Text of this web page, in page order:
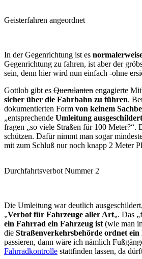
Geisterfahren angeordnet
In der Gegenrichtung ist es
Gegenrichtung zu fahren, ist aber der
sein, denn hier wird nun einfach -ohne
Gottlob gibt es Querulanten engagierte
sicher über die Fahrbahn zu führen.
dokumentierten Form von keinem
„entsprechende Umleitung ausgeschildert
fragen „so viele Straßen für 100 Meter?“.
schützen. Dafür nimmt man sogar
mit zum Schluß nur noch knapp 2 Meter
Durchfahrtsverbot Nummer 2
Die Umleitung war deutlich
„Verbot für Fahrzeuge aller Art„. Das
ein Fahrrad ein Fahrzeug ist(wie man
die Straßenverkehrsbehörde ordnet
passieren, dann wäre ich nämlich
Fahrradkontrolle stattfinden lassen, da